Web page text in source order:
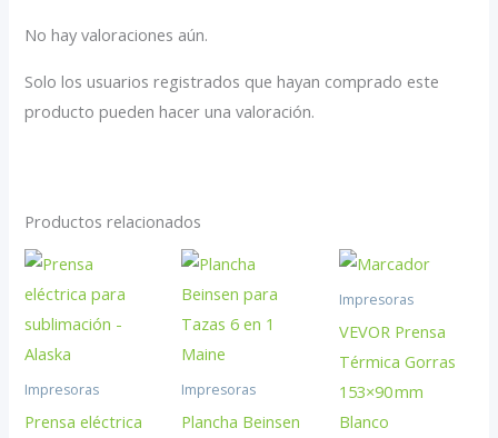
No hay valoraciones aún.
Solo los usuarios registrados que hayan comprado este
producto pueden hacer una valoración.
Productos relacionados
Impresoras
Prensa eléctrica
Impresoras
Plancha Beinsen
Impresoras
VEVOR Prensa
Térmica Gorras
153×90 mm
Blanco